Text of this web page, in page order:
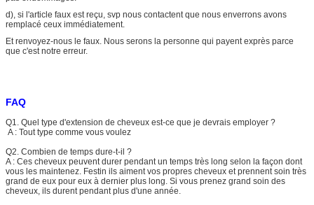
d), si l'article faux est reçu, svp nous contactent que nous enverrons avons
remplacé ceux immédiatement.
Et renvoyez-nous le faux. Nous serons la personne qui payent exprès parce
que c'est notre erreur.
FAQ
Q1. Quel type d'extension de cheveux est-ce que je devrais employer ?
A : Tout type comme vous voulez
Q2. Combien de temps dure-t-il ?
A : Ces cheveux peuvent durer pendant un temps très long selon la façon dont
vous les maintenez. Festin ils aiment vos propres cheveux et prennent soin très
grand de eux pour eux à dernier plus long. Si vous prenez grand soin des
cheveux, ils durent pendant plus d'une année.